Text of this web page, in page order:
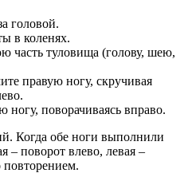
головой.
в коленях.
часть туловища (голову, шею,
правую ногу, скручивая
ногу, поворачиваясь вправо.
Когда обе ноги выполнили
– поворот влево, левая –